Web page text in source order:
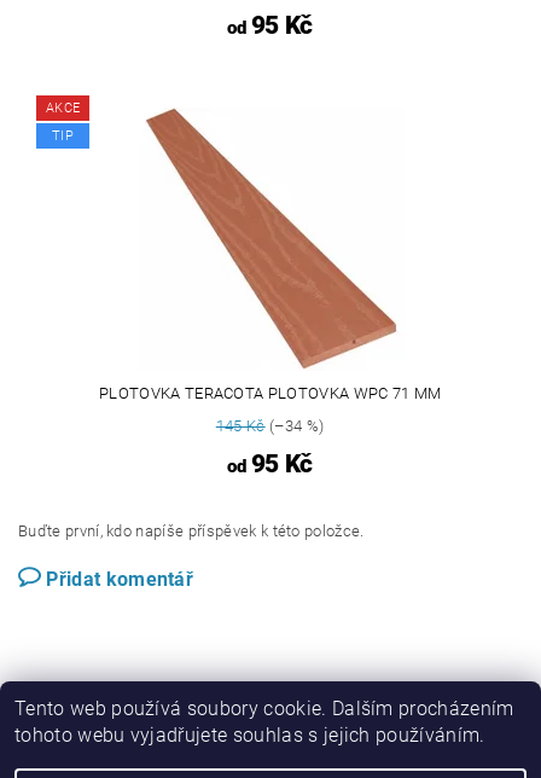
od95 Kč
AKCE
TIP
PLOTOVKA TERACOTA PLOTOVKA WPC 71 MM
145 Kč(–34 %)
od95 Kč
Buďte první, kdo napíše příspěvek k této položce.
Přidat komentář
Tento web používá soubory cookie. Dalším procházením
tohoto webu vyjadřujete souhlas s jejich používáním.